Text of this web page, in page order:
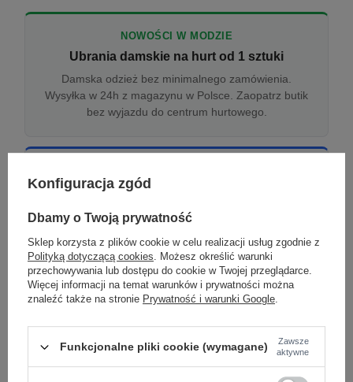
NOWOŚCI W MODZIE
Ubrania damskie na hurt od 1 sztuki
Damska odzież bez minimalnego zamówienia.
Wysyłka w 24h z magazynu w Polsce. Zaopatrz butik
bez wyjazdu do centrum hurtowego.
Odzież damska hurtowo online
Internetowa hurtownia damska z plikiem XML/CSV.
Aktualizacja stanów co godzinę.
DROPSHIPPING
Damskie ubrania w dropshippingu
Hurt odzieży damskiej z wysyłką na etykiecie Twojego
sklepu w całej UE. Zero magazynu, zero
Konfiguracja zgód
Dbamy o Twoją prywatność
Sklep korzysta z plików cookie w celu realizacji usług zgodnie z
Polityką dotyczącą cookies. Możesz określić warunki
przechowywania lub dostępu do cookie w Twojej przeglądarce.
Więcej informacji na temat warunków i prywatności można
znaleźć także na stronie Prywatność i warunki Google.
Funkcjonalne pliki cookie (wymagane)
Zawsze
aktywne